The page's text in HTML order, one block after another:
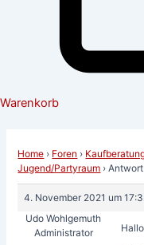
Warenkorb
Home › Foren ›
Jugend/Partyraum ›
4. November 2021 um
Udo Wohlgemuth
Administrator